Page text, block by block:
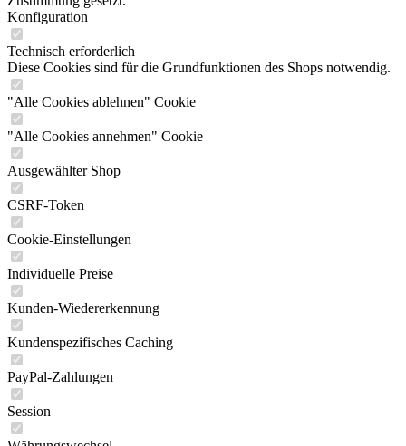
Technisch erforderlich
Diese Cookies sind für die Grundfunktionen des Shops notwendig.
"Alle Cookies ablehnen" Cookie
"Alle Cookies annehmen" Cookie
Ausgewählter Shop
CSRF-Token
Cookie-Einstellungen
Individuelle Preise
Kunden-Wiedererkennung
Kundenspezifisches Caching
PayPal-Zahlungen
Session
Währungswechsel